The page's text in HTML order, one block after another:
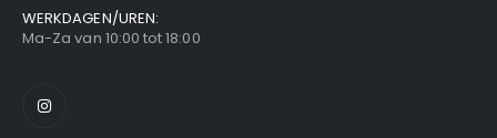
WERKDAGEN/UREN:
Ma-Za van 10:00 tot 18:00